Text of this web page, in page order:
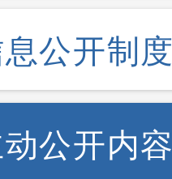
公开制
公开内